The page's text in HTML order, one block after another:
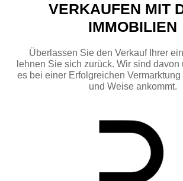
VERKAUFEN MIT
IMMOBILIEN
Überlassen Sie den Verkauf Ihrer
lehnen Sie sich zurück. Wir sind davon
es bei einer Erfolgreichen Vermarktung
und Weise ankommt.